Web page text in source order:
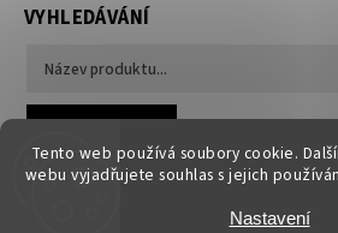
Tento web používá soubory cookie.
webu vyjadřujete souhlas s jejich
Nastavení
VYHLEDÁVÁNÍ